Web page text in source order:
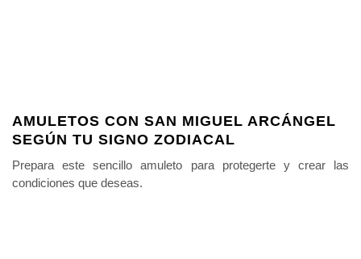
AMULETOS CON SAN MIGUEL ARCÁNGEL
SEGÚN TU SIGNO ZODIACAL
Prepara este sencillo amuleto para protegerte y crear las
condiciones que deseas.